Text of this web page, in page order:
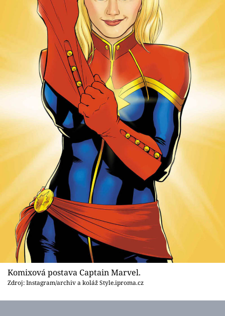
Komixová postava Captain Marvel.
Zdroj: Instagram/archiv a koláž Style.iproma.cz